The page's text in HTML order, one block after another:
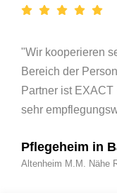
"Wir kooperieren
Bereich der
Partner ist
sehr
Pflegeheim in
Altenheim M.M. Nähe